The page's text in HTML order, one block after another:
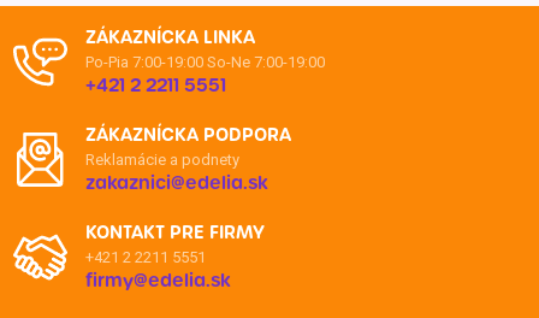
ZÁKAZNÍCKA LINKA
Po-Pia 7:00-19:00 So-Ne 7:00-19:00
+421 2 2211 5551
ZÁKAZNÍCKA PODPORA
Reklamácie a podnety
zakaznici@edelia.sk
KONTAKT PRE FIRMY
+421 2 2211 5551
firmy@edelia.sk